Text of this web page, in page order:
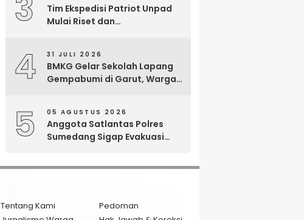
Tim Ekspedisi Patriot Unpad
Mulai Riset dan
Tomage, Fakfak
4 31 JULI 2026
BMKG Gelar Sekolah Lapang
Gempabumi di Garut, Warga
5 05 AGUSTUS 2026
Anggota Satlantas Polres
Sumedang Sigap Evakuasi
Tentang Kami
Pedoman